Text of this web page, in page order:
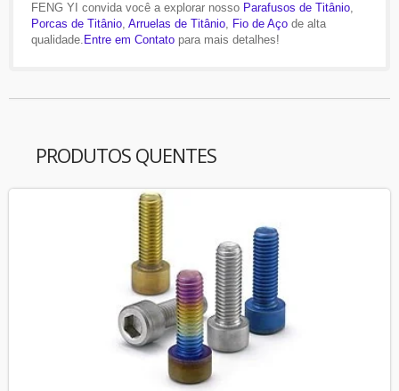
FENG YI convida você a explorar nosso Parafusos de Titânio,
Porcas de Titânio, Arruelas de Titânio, Fio de Aço de alta
qualidade. Entre em Contato para mais detalhes!
PRODUTOS QUENTES